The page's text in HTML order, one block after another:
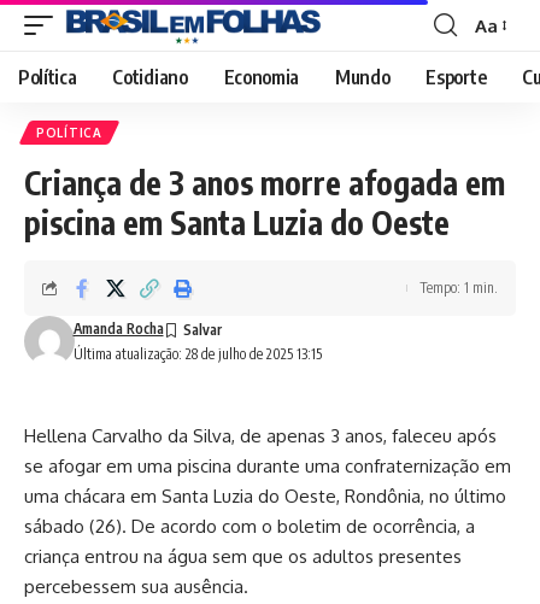
Font
Resizer
Aa
Política Cotidiano Economia Mundo Esporte
POLÍTICA
Criança de 3 anos morre afogada em
piscina em Santa Luzia do Oeste
Última atualização: 28 de julho de 2025 13:15
Amanda Rocha
Tempo: 1 min.
Hellena Carvalho da Silva, de apenas 3 anos, faleceu após
se afogar em uma piscina durante uma confraternização em
uma chácara em Santa Luzia do Oeste, Rondônia, no último
sábado (26). De acordo com o boletim de ocorrência, a
criança entrou na água sem que os adultos presentes
percebessem sua ausência.